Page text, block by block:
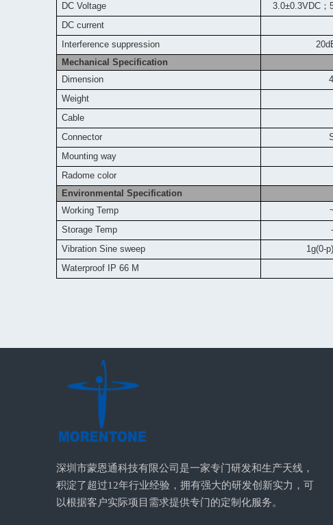
DC Voltage
3.0±0.3VDC；
DC current
Interference suppression
Mechanical Specification
Dimension
Weight
Cable
Connector
Mounting way
Radome color
Environmental Specification
Working Temp
Storage Temp
Vibration Sine sweep
1g(0-
Waterproof IP 66 M
深圳市蒙恩通科技有限公司是一家专门研发和生产天线，
积淀了超过12年行业经验，拥有强大的研发创新实力，可
以根据客户实际项目需求提供专门的定制化服务。